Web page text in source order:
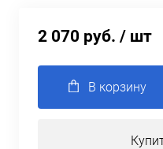
2 070 руб. / шт
В корзину